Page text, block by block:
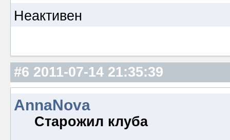
Неактивен
#6 2011-07-14 21:35:39
AnnaNova
Старожил клуба